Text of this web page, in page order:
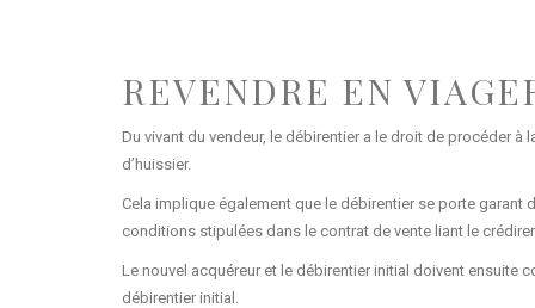
REVENDRE EN
Du vivant du vendeur, le débirentier a le droit de procéder à
d’huissier.
Cela implique également que le débirentier se porte garant
conditions stipulées dans le contrat de vente liant le
Le nouvel acquéreur et le débirentier initial doivent ensuite
débirentier initial.